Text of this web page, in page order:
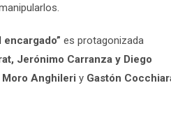
encargado” es protagonizada
Jerónimo Carranza y Diego
Moro Anghileri y Gastón